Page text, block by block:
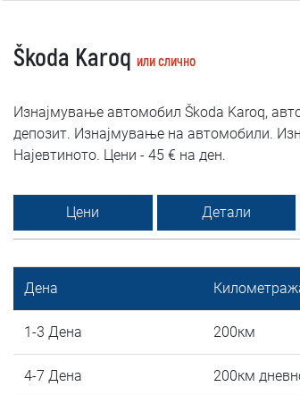
Škoda Karoq или слично
Изнајмување автомобил Škoda Karoq,
депозит. Изнајмување на автомобили.
Најевтиното. Цени - 45 € на ден.
Цени Детали
Дена
1-3 Дена 200км
4-7 Дена 200км